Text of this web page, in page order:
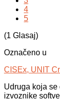
4
5
(1 Glasaj)
Označeno u
CISEx, UNIT
Udruga koja
izvoznike